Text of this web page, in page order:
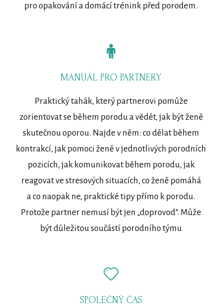
pro opakování a domácí trénink před porodem.
MANUÁL PRO PARTNERY
Praktický tahák, který partnerovi pomůže
zorientovat se během porodu a vědět, jak být ženě
skutečnou oporou. Najde v něm: co dělat během
kontrakcí, jak pomoci ženě v jednotlivých porodních
pozicích, jak komunikovat během porodu, jak
reagovat ve stresových situacích, co ženě pomáhá
a co naopak ne, praktické tipy přímo k porodu.
Protože partner nemusí být jen „doprovod“. Může
být důležitou součástí porodního týmu
SPOLEČNÝ ČAS